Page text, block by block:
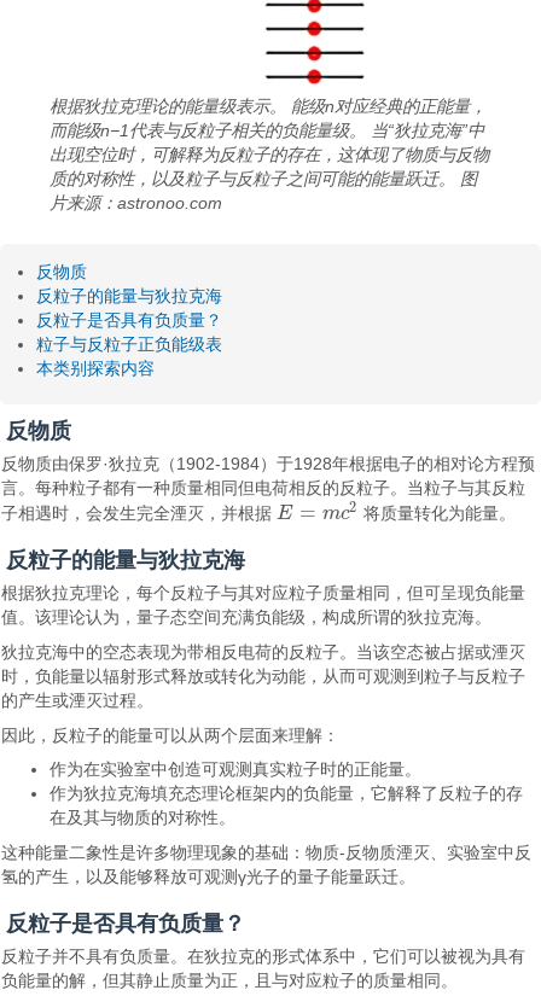
根据狄拉克理论的能量级表示。 能级n对应经典的正能量，
而能级n−1代表与反粒子相关的负能量级。 当“狄拉克海”中
出现空位时，可解释为反粒子的存在，这体现了物质与反物
质的对称性，以及粒子与反粒子之间可能的能量跃迁。 图
片来源：astronoo.com
反物质
反粒子的能量与狄拉克海
反粒子是否具有负质量？
粒子与反粒子正负能级表
本类别探索内容
反物质
反物质由保罗·狄拉克（1902-1984）于1928年根据电子的相对论方程预
言。每种粒子都有一种质量相同但电荷相反的反粒子。当粒子与其反粒
子相遇时，会发生完全湮灭，并根据 E = mc2
E= mc 2 将质量转化为能量。
反粒子的能量与狄拉克海
根据狄拉克理论，每个反粒子与其对应粒子质量相同，但可呈现负能量
值。该理论认为，量子态空间充满负能级，构成所谓的狄拉克海。
狄拉克海中的空态表现为带相反电荷的反粒子。当该空态被占据或湮灭
时，负能量以辐射形式释放或转化为动能，从而可观测到粒子与反粒子
的产生或湮灭过程。
因此，反粒子的能量可以从两个层面来理解：
作为在实验室中创造可观测真实粒子时的正能量。
作为狄拉克海填充态理论框架内的负能量，它解释了反粒子的存
在及其与物质的对称性。
这种能量二象性是许多物理现象的基础：物质-反物质湮灭、实验室中反
氢的产生，以及能够释放可观测γ光子的量子能量跃迁。
反粒子是否具有负质量？
反粒子并不具有负质量。在狄拉克的形式体系中，它们可以被视为具有
负能量的解，但其静止质量为正，且与对应粒子的质量相同。